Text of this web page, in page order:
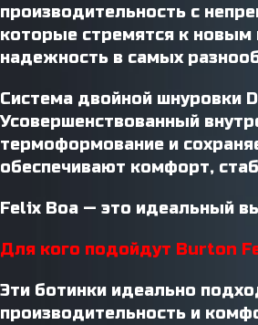
производительность с
которые стремятся к
надежность в самых
Система двойной шнуровки
Усовершенствованный
термоформование и
обеспечивают комфорт,
Felix Boa — это идеальный
Для кого подойдут Burton
Эти ботинки идеально
производительность и